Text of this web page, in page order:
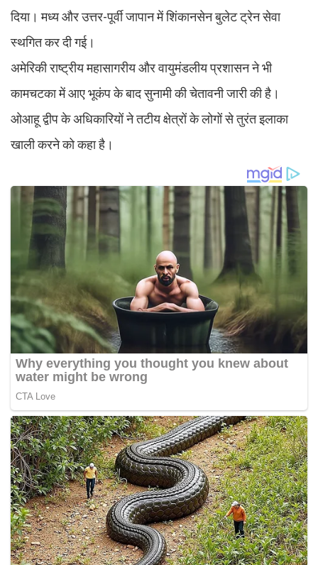
दिया। मध्य और उत्तर-पूर्वी जापान में शिंकानसेन बुलेट ट्रेन सेवा
स्थगित कर दी गई।
अमेरिकी राष्ट्रीय महासागरीय और वायुमंडलीय प्रशासन ने भी
कामचटका में आए भूकंप के बाद सुनामी की चेतावनी जारी की है।
ओआहू द्वीप के अधिकारियों ने तटीय क्षेत्रों के लोगों से तुरंत इलाका
खाली करने को कहा है।